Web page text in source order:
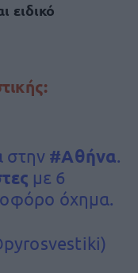
ειδικό
στην #Αθήνα.
με 6
όχημα.